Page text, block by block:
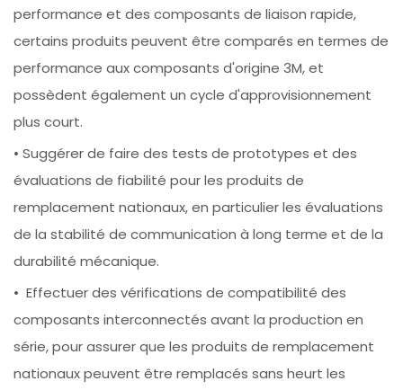
performance et des composants de liaison rapide,
certains produits peuvent être comparés en termes de
performance aux composants d'origine 3M, et
possèdent également un cycle d'approvisionnement
plus court.
• Suggérer de faire des tests de prototypes et des
évaluations de fiabilité pour les produits de
remplacement nationaux, en particulier les évaluations
de la stabilité de communication à long terme et de la
durabilité mécanique.
• Effectuer des vérifications de compatibilité des
composants interconnectés avant la production en
série, pour assurer que les produits de remplacement
nationaux peuvent être remplacés sans heurt les